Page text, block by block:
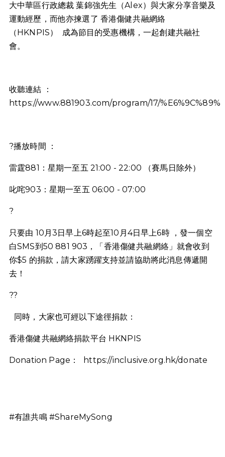
大中華區行政總裁 葉錦強先生（Alex）與大家分享音樂及
運動經歷，而他亦揀選了 香港傷健共融網絡
（HKNPIS） 成為節目的受惠機構，一起創建共融社
會。
收聽連結 ：
https://www.881903.com/program/17/
?播放時間 ：
雷霆881：星期一至五 21:00 - 22:00 （賽馬日除外）
叱咤903：星期一至五 06:00 - 07:00
?
只要由 10月3日早上6時起至10月4日早上6時 ，發一個空
白SMS到50 881 903，「香港傷健共融網絡」就會收到
你$5 的捐款，請大家踴躍支持並請協助將此消息傳遞開
去！
??
同時，大家也可經以下途徑捐款：
香港傷健共融網絡捐款平台 HKNPIS
Donation Page： https://inclusive.org.hk/donate
#有誰共鳴 #ShareMySong